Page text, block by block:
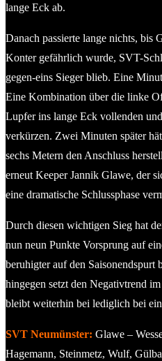
lange Eck ab.
Danach passierte lange nichts, bis
Konter gefährlich wurde, SVT-
gegen-eins Sieger blieb. Eine
Eine Kombination über die linke
Lupfer ins lange Eck vollenden
verkürzen. Zwei Minuten später
sechs Metern den Anschluss
erneut Keeper Jannik Glawe, der
eine dramatische Schlussphase
Durch diesen wichtigen Sieg hat
nun neun Punkte Vorsprung auf
beruhigter auf den Saisonendspurt
hingegen setzt den Negativtrend
bleibt weiterhin bei lediglich bei
SVT Neumünster: Glawe –
Hagemann, Steinmetz, Wulf,